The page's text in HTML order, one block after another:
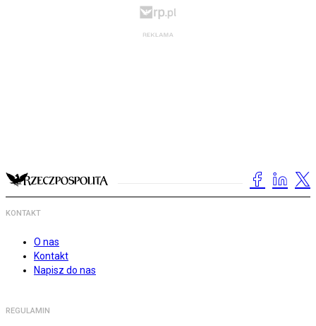
KONTAKT
O nas
Kontakt
Napisz do nas
REGULAMIN